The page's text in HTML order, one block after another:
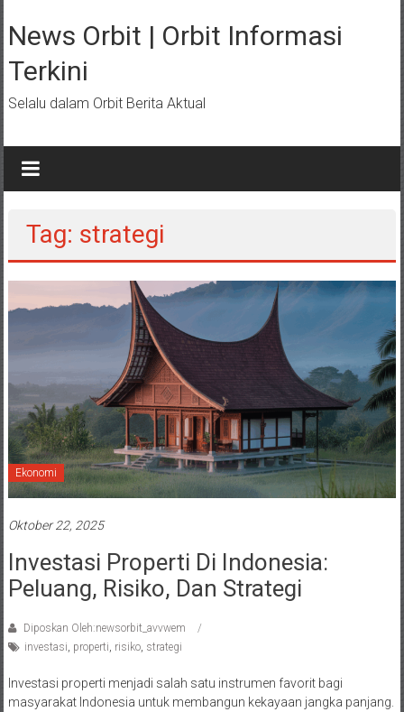
ke
konten
News Orbit | Orbit Informasi
Terkini
Selalu dalam Orbit Berita Aktual
Tag: strategi
Ekonomi
Oktober 22, 2025
Investasi Properti Di Indonesia:
Peluang, Risiko, Dan Strategi
Diposkan Oleh:newsorbit_avvwem
investasi properti risiko, strategi
Investasi properti menjadi salah satu instrumen favorit bagi
masyarakat Indonesia untuk membangun kekayaan jangka panjang.